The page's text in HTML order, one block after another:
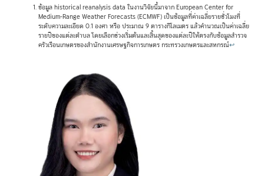
ข้อมูล historical reanalysis data ในงานวิจัยนี้มาจาก European Center for
Medium-Range Weather Forecasts (ECMWF) เป็นข้อมูลที่ค่าเฉลี่ยรายชั่วโมงที่
ระดับความละเอียด 0.1 องศา หรือ ประมาณ 9 ตารางกิโลเมตร แล้วคำนวณเป็นค่าเฉลี่ย
รายปีของแต่ละตำบล โดยเลือกช่วงเริ่มต้นและสิ้นสุดของแต่ละปีให้ตรงกับข้อมูลสำรวจ
ครัวเรือนเกษตรของสำนักงานเศรษฐกิจการเกษตร กระทรวงเกษตรและสหกรณ์↩